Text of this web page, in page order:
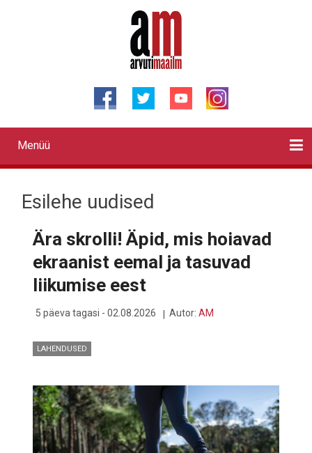
Primary
links
Menüü
Esilehe uudised
Ära skrolli! Äpid, mis hoiavad
ekraanist eemal ja tasuvad
liikumise eest
5 päeva tagasi - 02.08.2026 Autor: AM
LAHENDUSED